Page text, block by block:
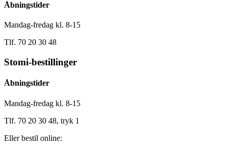
Åbningstider
Mandag-fredag kl. 8-15
Tlf. 70 20 30 48
Stomi-bestillinger
Åbningstider
Mandag-fredag kl. 8-15
Tlf. 70 20 30 48, tryk 1
Eller bestil online: